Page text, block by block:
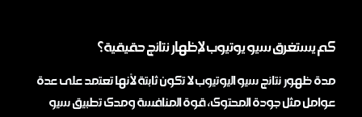
كم يستغرق سيو يوتيوب لإظهار نتائج حقيقية؟
مدة ظهور نتائج سيو اليوتيوب لا تكون ثابتة لأنها تعتمد على عدة
عوامل مثل جودة المحتوى، قوة المنافسة ومدى تطبيق سيو